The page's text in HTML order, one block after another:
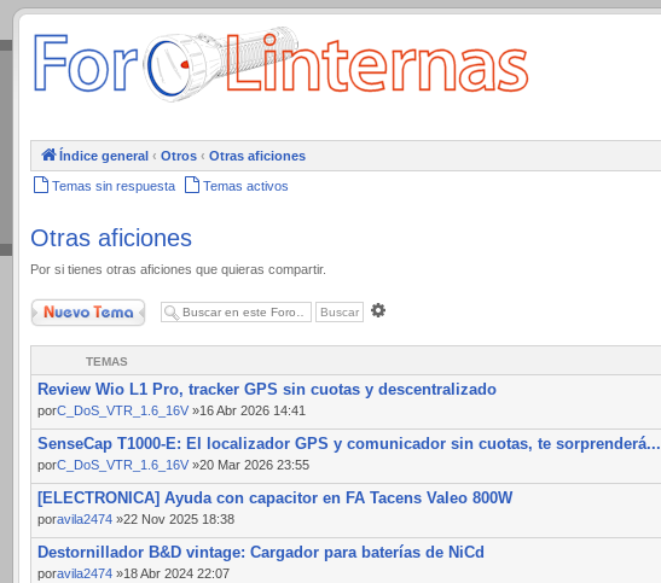
.
Índice general ‹ Otros ‹ Otras aficiones
Temas sin respuesta Temas activos
Otras aficiones
Por si tienes otras aficiones que quieras compartir.
Nuevo Tema
TEMAS
Review Wio L1 Pro, tracker GPS sin cuotas y descentralizado
porC_DoS_VTR_1.6_16V »16 Abr 2026 14:41
SenseCap T1000-E: El localizador GPS y comunicador sin cuotas, te sorprenderá...
porC_DoS_VTR_1.6_16V »20 Mar 2026 23:55
[ELECTRONICA] Ayuda con capacitor en FA Tacens Valeo 800W
poravila2474 »22 Nov 2025 18:38
Destornillador B&D vintage: Cargador para baterías de NiCd
poravila2474 »18 Abr 2024 22:07